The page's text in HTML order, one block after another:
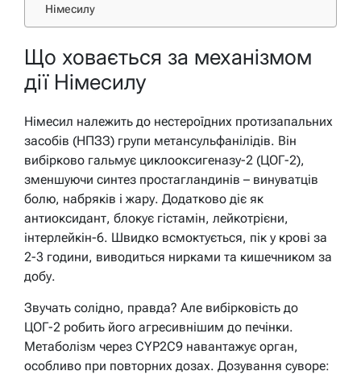
Німесилу
Що ховається за механізмом
дії Німесилу
Німесил належить до нестероїдних протизапальних
засобів (НПЗЗ) групи метансульфанілідів. Він
вибірково гальмує циклооксигеназу-2 (ЦОГ-2),
зменшуючи синтез простагландинів – винуватців
болю, набряків і жару. Додатково діє як
антиоксидант, блокує гістамін, лейкотрієни,
інтерлейкін-6. Швидко всмоктується, пік у крові за
2-3 години, виводиться нирками та кишечником за
добу.
Звучать солідно, правда? Але вибірковість до
ЦОГ-2 робить його агресивнішим до печінки.
Метаболізм через CYP2C9 навантажує орган,
особливо при повторних дозах. Дозування суворе: